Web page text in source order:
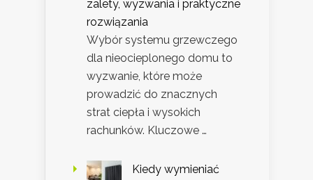
zalety, wyzwania i praktyczne
rozwiązania
Wybór systemu grzewczego
dla nieocieplonego domu to
wyzwanie, które może
prowadzić do znacznych
strat ciepła i wysokich
rachunków. Kluczowe …
Kiedy wymieniać